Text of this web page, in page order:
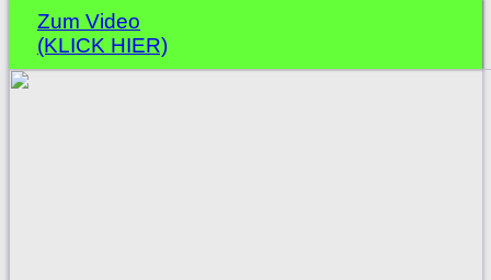
Zum Video
(KLICK HIER)